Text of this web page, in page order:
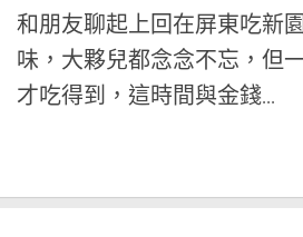
和朋友聊起上回在屏東吃新
味，大夥兒都念念不忘，但
才吃得到，這時間與金錢...